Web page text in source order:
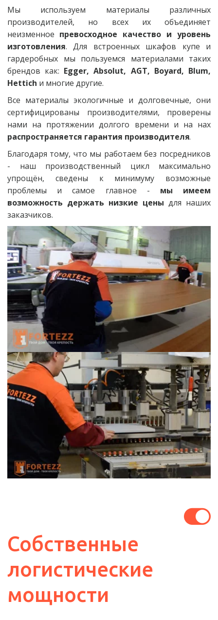
Мы используем материалы различных
производителей, но всех их объединяет
неизменное превосходное качество и уровень
изготовления. Для встроенных шкафов купе и
гардеробных мы пользуемся материалами таких
брендов как: Egger, Absolut, AGT, Boyard, Blum,
Hettich и многие другие.
Все материалы экологичные и долговечные, они
сертифицированы производителями, проверены
нами на протяжении долгого времени и на нах
распространяется гарантия производителя.
Благодаря тому, что мы работаем без посредников
- наш производственный цикл максимально
упрощён, сведены к минимуму возможные
проблемы и самое главное - мы имеем
возможность держать низкие цены для наших
заказчиков.
Собственные
логистические
мощности